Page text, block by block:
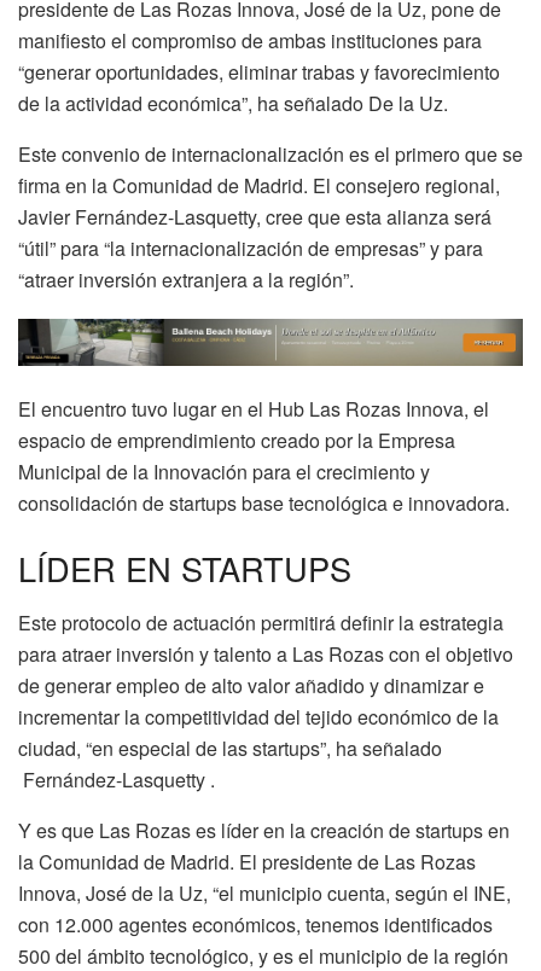
presidente de Las Rozas Innova, José de la Uz, pone de
manifiesto el compromiso de ambas instituciones para
“generar oportunidades, eliminar trabas y favorecimiento
de la actividad económica”, ha señalado De la Uz.
Este convenio de internacionalización es el primero que se
firma en la Comunidad de Madrid. El consejero regional,
Javier Fernández-Lasquetty, cree que esta alianza será
“útil” para “la internacionalización de empresas” y para
“atraer inversión extranjera a la región”.
El encuentro tuvo lugar en el Hub Las Rozas Innova, el
espacio de emprendimiento creado por la Empresa
Municipal de la Innovación para el crecimiento y
consolidación de startups base tecnológica e innovadora.
LÍDER EN STARTUPS
Este protocolo de actuación permitirá definir la estrategia
para atraer inversión y talento a Las Rozas con el objetivo
de generar empleo de alto valor añadido y dinamizar e
incrementar la competitividad del tejido económico de la
ciudad, “en especial de las startups”, ha señalado
Fernández-Lasquetty .
Y es que Las Rozas es líder en la creación de startups en
la Comunidad de Madrid. El presidente de Las Rozas
Innova, José de la Uz, “el municipio cuenta, según el INE,
con 12.000 agentes económicos, tenemos identificados
500 del ámbito tecnológico, y es el municipio de la región